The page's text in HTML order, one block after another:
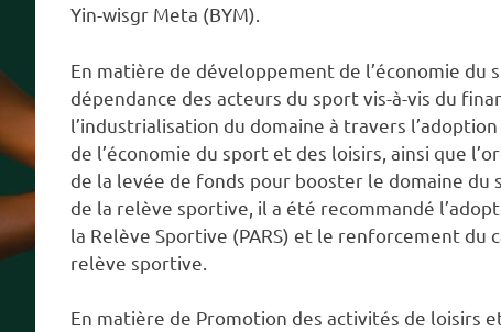
Yin-wisgr Meta (BYM).
En matière de développement de l’économie
dépendance des acteurs du sport vis-à-vis du
l’industrialisation du domaine à travers
de l’économie du sport et des loisirs, ainsi que
de la levée de fonds pour booster le domaine
de la relève sportive, il a été recommandé
la Relève Sportive (PARS) et le renforcement
relève sportive.
En matière de Promotion des activités de loisirs